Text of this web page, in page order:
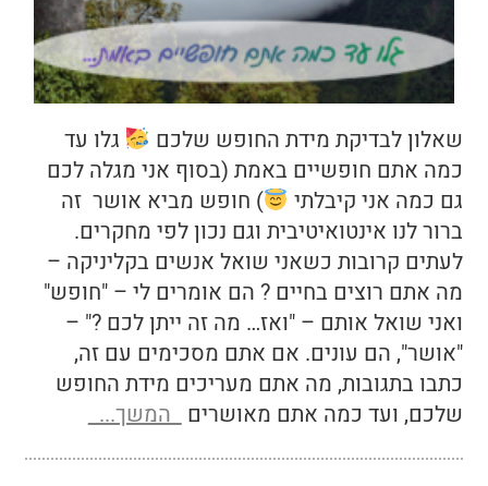
שאלון לבדיקת מידת החופש שלכם
גלו עד
כמה אתם חופשיים באמת (בסוף אני מגלה לכם
גם כמה אני קיבלתי
) חופש מביא אושר זה
ברור לנו אינטואיטיבית וגם נכון לפי מחקרים.
לעתים קרובות כשאני שואל אנשים בקליניקה –
מה אתם רוצים בחיים ? הם אומרים לי – "חופש"
ואני שואל אותם – "ואז… מה זה ייתן לכם ?" –
"אושר", הם עונים. אם אתם מסכימים עם זה,
כתבו בתגובות, מה אתם מעריכים מידת החופש
שלכם, ועד כמה אתם מאושרים המשך...